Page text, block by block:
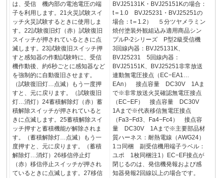
は、受信 機内部の電池電圧の端
子を利用します。21火災試験スイ
ッチ火災試験するときに使用しま
す。22試験復旧灯（赤）試験復旧
スイッチが押されているときに点
滅します。23試験復旧スイッチ押
すと感知器の作動試験時に、受信
機作動後、約6秒ごとに感知器など
を強制的に自動復旧させます。
（試験復旧灯…点滅）もう一度押
すと、元に戻ります。（試験復旧
灯…消灯）24蓄積解除灯（赤）蓄
積解除スイッチが押されていると
きに点滅します。25蓄積解除スイ
ッチ押すと蓄積機能が解除されま
す。（蓄積解除灯…点滅）もう一
度押すと、元に戻ります。（蓄積
解除灯…消灯）26移信停止灯
（赤）移信停止スイッチが押され
ているときに点滅します。27移信
BVJ25131K・BVJ25151Kの場合：
t＝1.0 BVJ25231・BVJ25251の
場合：t＝1.2） ５分ツヤメラミン
焼付塗装外観組込み適用商品シン
プルP‐2シリーズ P型2級受信機
3回線内器：BVJ25131K、
BVJ25231 5回線内器：
BVJ25151K、BVJ25251非常放送
連動無電圧接点（EC−EA1…
EAn） 接点容量 DC30V 1Aま
で※非常放送火災確認無電圧接点
（EC−EF） 接点容量 DC30V
1Aまで※代表移信無電圧接点
（Fa3−Fd3、Fa4−Fc4） 接点容
量 DC30V 1Aまで※主要部品材
質ハーネス：耐熱電線（AWG24）
1コ同梱 副受信機用端子ラベル：
ユポ 1枚同梱注1）EC−EF接点が
閉じるのは、発信機発報および感
知器発報2回線以上の場合です。